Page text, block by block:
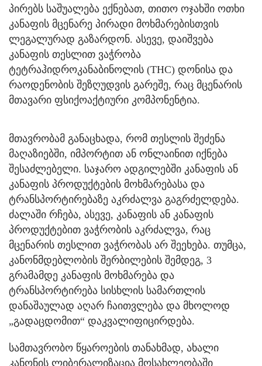
პირებს საშუალება ექნებათ, თითო ოჯახში ოთხი
კანაფის მცენარე პირადი მოხმარებისთვის
ლეგალურად გაზარდონ. ასევე, დაიშვება
კანაფის თესლით ვაჭრობა
ტეტრაჰიდროკანაბინოლის (THC) დონისა და
რაოდენობის შეზღუდვის გარეშე, რაც მცენარის
მთავარი ფსიქოაქტიური კომპონენტია.
მთავრობამ განაცხადა, რომ თესლის შეძენა
მაღაზიებში, იმპორტით ან ონლაინით იქნება
შესაძლებელი. საჯარო ადგილებში კანაფის ან
კანაფის პროდუქტების მოხმარებასა და
ტრანსპორტირებაზე აკრძალვა გაგრძელდება.
ძალაში რჩება, ასევე, კანაფის ან კანაფის
პროდუქტებით ვაჭრობის აკრძალვა, რაც
მცენარის თესლით ვაჭრობას არ შეეხება. თუმცა,
კანონმდებლობის შერბილების შემდეგ, 3
გრამამდე კანაფის მოხმარება და
ტრანსპორტირება სისხლის სამართლის
დანაშაულად აღარ ჩაითვლება და მხოლოდ
„გადაცდომით“ დაკვალიფიცირდება.
სამთავრობო წყაროების თანახმად, ახალი
კანონის ლიბერალიზაცია მოსახლეობაში